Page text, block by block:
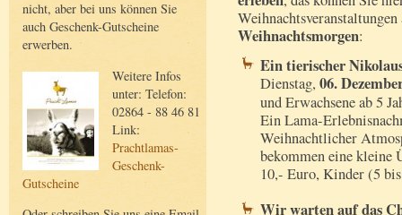
nicht, aber bei uns können Sie
auch Geschenk-Gutscheine
erwerben.
Weitere Infos
unter: Telefon:
02864 - 88 46 81
Link:
Prachtlamas-
Geschenk-
Gutscheine
Weihnachtsmorgen:
Ein tierischer
Dienstag, 06.
und Erwachsene ab 5
Ein Lama-
Weihnachtlicher
bekommen eine kleine
10,- Euro, Kinder (5
Wir warten auf das